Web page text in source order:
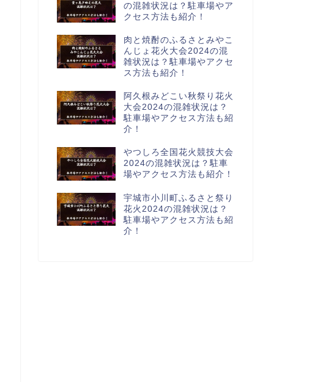
の混雑状況は？駐車場やア
クセス方法も紹介！
肉と焼酎のふるさとみやこ
んじょ花火大会2024の混
雑状況は？駐車場やアクセ
ス方法も紹介！
阿久根みどこい秋祭り花火
大会2024の混雑状況は？
駐車場やアクセス方法も紹
介！
やつしろ全国花火競技大会
2024の混雑状況は？駐車
場やアクセス方法も紹介！
宇城市小川町ふるさと祭り
花火2024の混雑状況は？
駐車場やアクセス方法も紹
介！